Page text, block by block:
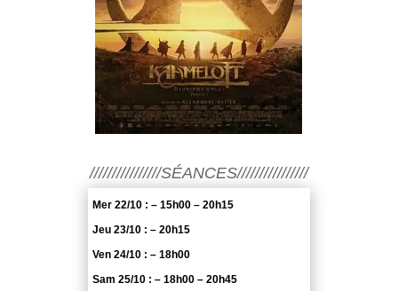
////////////////SÉANCES////////////////
Mer 22/10 : – 15h00 – 20h15
Jeu 23/10 : – 20h15
Ven 24/10 : – 18h00
Sam 25/10 : – 18h00 – 20h45